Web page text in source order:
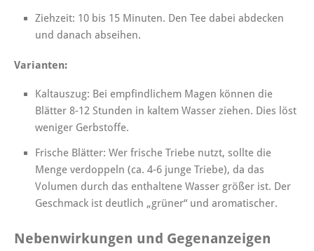
Ziehzeit: 10 bis 15 Minuten. Den Tee dabei abdecken
und danach abseihen.
Varianten:
Kaltauszug: Bei empfindlichem Magen können die
Blätter 8-12 Stunden in kaltem Wasser ziehen. Dies löst
weniger Gerbstoffe.
Frische Blätter: Wer frische Triebe nutzt, sollte die
Menge verdoppeln (ca. 4-6 junge Triebe), da das
Volumen durch das enthaltene Wasser größer ist. Der
Geschmack ist deutlich „grüner“ und aromatischer.
Nebenwirkungen und Gegenanzeigen